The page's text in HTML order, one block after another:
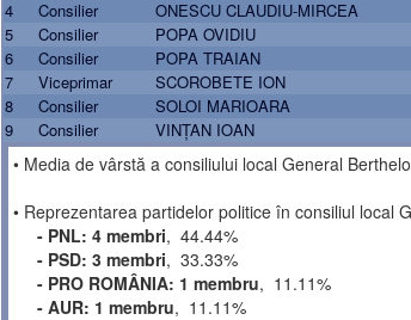
4
Consilier ONESCU CLAUDIU-MIRCEA
5
Consilier POPA OVIDIU
6
Consilier POPA TRAIAN
7
Viceprimar SCOROBETE ION
8
Consilier SOLOI MARIOARA
9
Consilier VINȚAN IOAN
• Media de vârstă a consiliului local General
• Reprezentarea partidelor politice în consiliul local
- PNL: 4 membri, 44.44%
- PSD: 3 membri, 33.33%
- PRO ROMÂNIA: 1 membru, 11.11%
- AUR: 1 membru, 11.11%